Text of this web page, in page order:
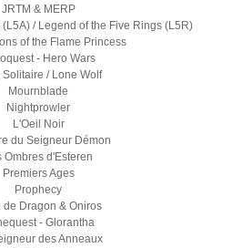
JRTM & MERP
/ Legend of the Five Rings (L5R)
of the Flame Princess
- Hero Wars
Solitaire / Lone Wolf
Mournblade
Nightprowler
L'Oeil Noir
du Seigneur Démon
Ombres d'Esteren
Premiers Ages
Prophecy
de Dragon & Oniros
- Glorantha
des Anneaux